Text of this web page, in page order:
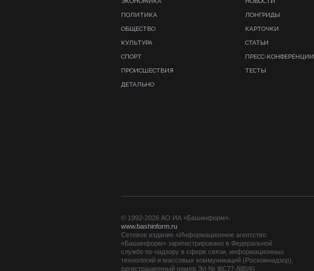
ПОЛИТИКА
ОБЩЕСТВО
КУЛЬТУРА
СПОРТ
ПРОИСШЕСТВИЯ
ДЕТАЛЬНО
ЛОНГРИДЫ
КАРТОЧКИ
СТАТЬИ
ПРЕСС-КОНФЕРЕНЦИИ
ТЕСТЫ
© 1992-2026 АО ИА «Башинформ».
www.bashinform.ru
Сетевое издание «Информационное агентство
«Башинформ» зарегистрировано в Федеральной
службе по надзору в сфере связи, информационных
технологий и массовых коммуникаций (Роскомнадзор),
регистрационный номер Эл № ФС77-88040